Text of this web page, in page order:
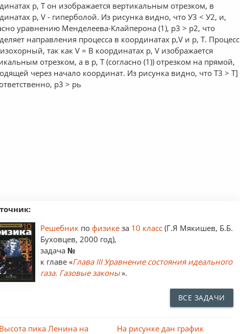
р, Т он изображается вертикальным отрезком, в
р, V - гиперболой. Из рисунка видно, что У3 < У2, и,
уравнению Менделеева-Клайперона (1), р3 > р2, что
направления процесса в координатах р,V и р, Т. Процесс
так как V = В координатах р, V изображается
отрезком, а в р, Т (согласно (1)) отрезком на прямой,
через начало координат. Из рисунка видно, что Т3 > Т]
р3 > рь
Решебник пофизикеза 10 класс (Г.Я Мякишев, Б.Б.
Буховцев, 2000 год),
задача №
к главе «Глава III Уравнение состояния идеального
газа. Газовые законы».
ВСЕ ЗАДАЧИ
пика Ленина на
На рисунке дан график